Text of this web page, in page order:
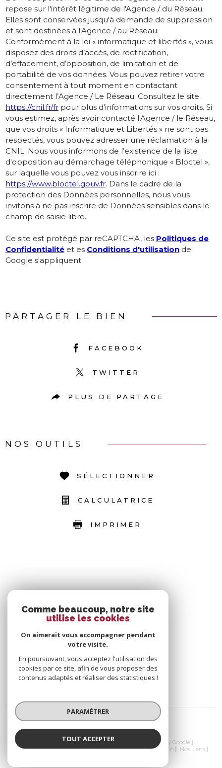
repose sur l'intérêt légitime de l'Agence / du Réseau.
Elles sont conservées jusqu'à demande de suppression
et sont destinées à l'Agence / au Réseau.
Conformément à la loi « informatique et libertés », vous
disposez des droits d’accès, de rectification,
d’effacement, d’opposition, de limitation et de
portabilité de vos données. Vous pouvez retirer votre
consentement à tout moment en contactant
directement l’Agence / Le Réseau. Consultez le site
https://cnil.fr/fr pour plus d’informations sur vos droits. Si
vous estimez, après avoir contacté l'Agence / le Réseau,
que vos droits « Informatique et Libertés » ne sont pas
respectés, vous pouvez adresser une réclamation à la
CNIL. Nous vous informons de l’existence de la liste
d'opposition au démarchage téléphonique « Bloctel »,
sur laquelle vous pouvez vous inscrire ici :
https://www.bloctel.gouv.fr. Dans le cadre de la
protection des Données personnelles, nous vous
invitons à ne pas inscrire de Données sensibles dans le
champ de saisie libre.
Ce site est protégé par reCAPTCHA, les Politiques de
Confidentialité et es Conditions d'utilisation de
Google s'appliquent.
PARTAGER LE BIEN
FACEBOOK
TWITTER
PLUS DE PARTAGE
NOS OUTILS
SÉLECTIONNER
CALCULATRICE
IMPRIMER
© 2026 | Tous droits réservés | Traduction powered by Google |
Nos Honoraires
Plan Du Site Mentions Légales Admin
Nos Liens
Comme beaucoup, notre site
utilise les cookies
On aimerait vous accompagner pendant
votre visite.
En poursuivant, vous acceptez l'utilisation des
cookies par ce site, afin de vous proposer des
contenus adaptés et réaliser des statistiques !
PARAMÉTRER
TOUT ACCEPTER